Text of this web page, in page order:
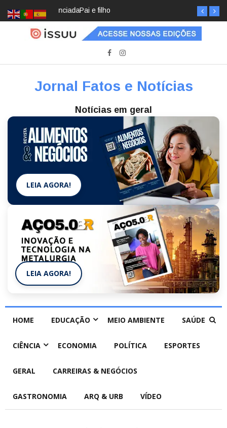
Pai e filho
Jornal Fatos e Notícias
Notícias em geral
LEIA AGORA!
LEIA AGORA!
HOME EDUCAÇÃO MEIO AMBIENTE SAÚDE
CIÊNCIA ECONOMIA POLÍTICA ESPORTES
GERAL CARREIRAS & NEGÓCIOS
GASTRONOMIA ARQ & URB VÍDEO